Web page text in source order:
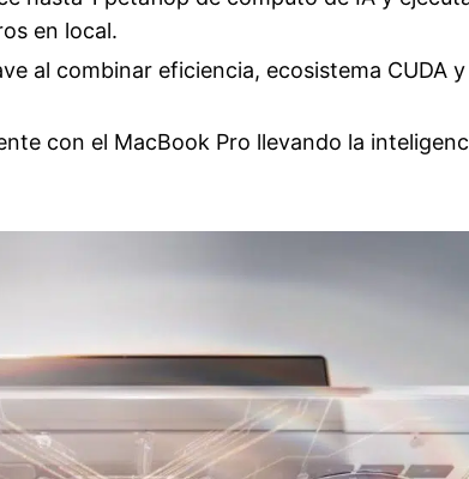
en local.
al combinar eficiencia, ecosistema CUDA
con el MacBook Pro llevando la